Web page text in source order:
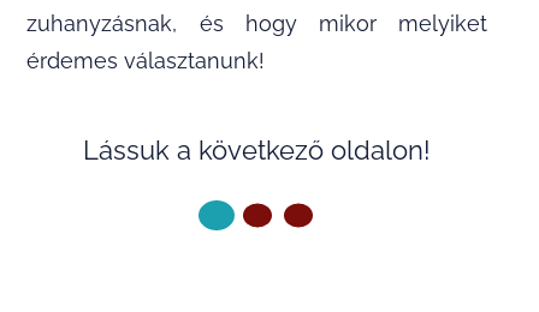
zuhanyzásnak, és hogy mikor melyiket
érdemes választanunk!
Lássuk a következő oldalon!